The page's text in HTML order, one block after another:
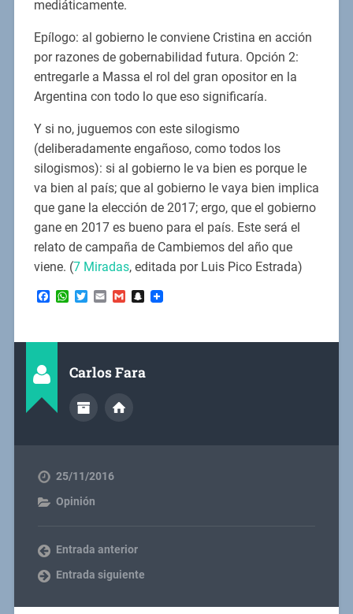
mediáticamente.
Epílogo: al gobierno le conviene Cristina en acción
por razones de gobernabilidad futura. Opción 2:
entregarle a Massa el rol del gran opositor en la
Argentina con todo lo que eso significaría.
Y si no, juguemos con este silogismo
(deliberadamente engañoso, como todos los
silogismos): si al gobierno le va bien es porque le
va bien al país; que al gobierno le vaya bien implica
que gane la elección de 2017; ergo, que el gobierno
gane en 2017 es bueno para el país. Este será el
relato de campaña de Cambiemos del año que
viene. (7 Miradas, editada por Luis Pico Estrada)
Facebook
WhatsApp
TwitterEmailGmailSnapchat
Carlos Fara
25/11/2016
Opinión
Entrada anterior
Entrada siguiente